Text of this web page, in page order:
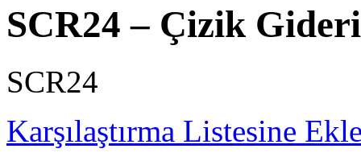
SCR24 – Çizik
SCR24
Karşılaştırma Listesine